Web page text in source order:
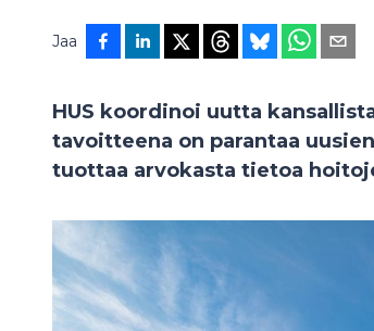
Jaa
HUS koordinoi uutta
tavoitteena on parantaa
tuottaa arvokasta tietoa